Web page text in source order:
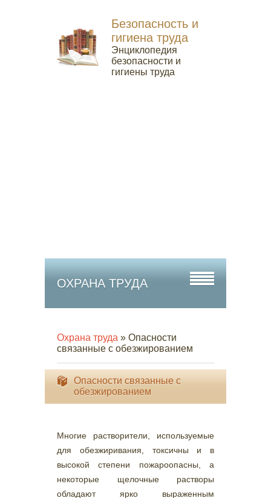
Безопасность и
гигиена труда
Энциклопедия
безопасности и
гигиены труда
ОХРАНА ТРУДА
Охрана труда » Опасности
связанные с обезжированием
Опасности связанные с
обезжированием
Многие растворители, используемые
для обезжиривания, токсичны и в
высокой степени пожароопасны, а
некоторые щелочные растворы
обладают ярко выраженным